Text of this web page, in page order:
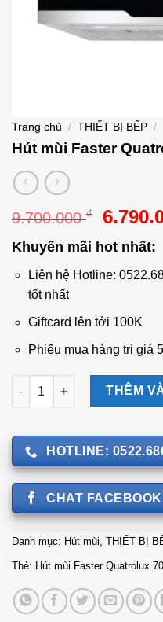
Trang chủ / THIẾT BỊ BẾP /
Hút mùi Faster
9.700.000₫
Giá
là:
Khuyến mãi hot nhất:
Liên hệ Hotline:
tốt nhất
Giftcard lên tới 100K
Phiếu mua hàng trị giá
Hút mùi Faster Quatrolux
THÊM
HOTLINE:
CHAT FACEBOOK
Danh mục: Hút mùi, THIẾT BỊ
Thẻ: Hút mùi Faster Quatrolux